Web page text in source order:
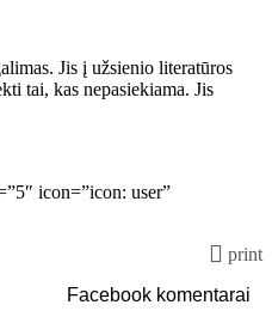
Jis į užsienio literatūros
tai, kas nepasiekiama. Jis
icon=”icon: user”
print
Facebook komentarai